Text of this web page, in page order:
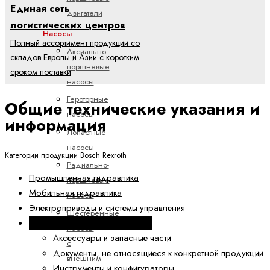
двигатели
Насосы
Аксиально-
поршневые
насосы
Героторные
насосы
Лопастные
насосы
Радиально-
поршневые
насосы
Шестеренные
насосы
с
внешним
Единая сеть
логистических центров
Полный ассортимент продукции со
складов Европы и Азии с коротким
сроком поставки
Общие технические указания и
информация
Категории продукции Bosch Rexroth
Промышленная гидравлика
Мобильная гидравлика
Электроприводы и системы управления
Аксессуары и запасные части
Документы, не относящиеся к конкретной продукции